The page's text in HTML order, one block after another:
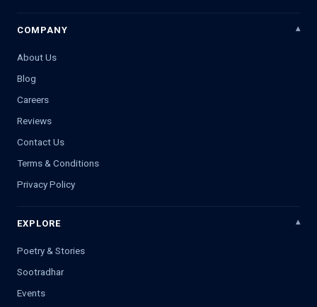
COMPANY
About Us
Blog
Careers
Reviews
Contact Us
Terms & Conditions
Privacy Policy
EXPLORE
Poetry & Stories
Sootradhar
Events